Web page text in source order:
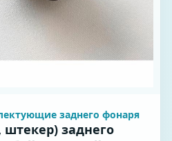
заднего фонаря
заднего